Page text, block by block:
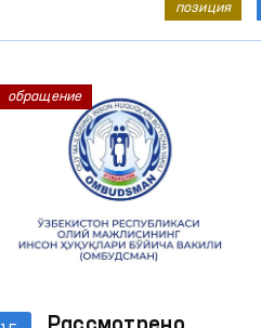
позиция
обращение